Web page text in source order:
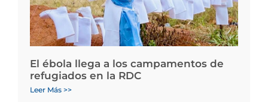
El ébola llega a los campamentos de
refugiados en la RDC
Leer Más >>